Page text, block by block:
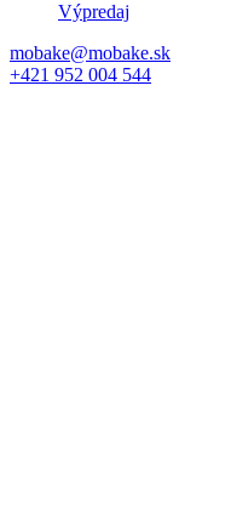
Výpredaj
mobake@mobake.sk
+421 952 004 544